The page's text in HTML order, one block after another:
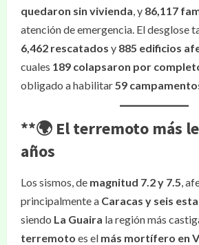
quedaron sin vivienda, y 86,117
atención de emergencia. El desglose
6,462 rescatados y 885 edificios
cuales 189 colapsaron por
obligado a habilitar59
**🌍 El terremoto más
años
Los sismos, de magnitud 7.2 y 7.5,
principalmente a Caracas y seis
siendo La Guaira la región más
terremoto es el más mortífero en